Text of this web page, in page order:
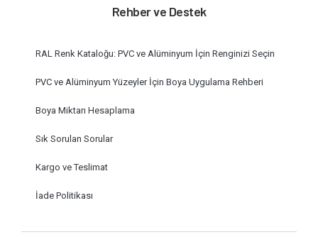
Rehber ve Destek
RAL Renk Kataloğu: PVC ve Alüminyum İçin Renginizi Seçin
PVC ve Alüminyum Yüzeyler İçin Boya Uygulama Rehberi
Boya Miktarı Hesaplama
Sık Sorulan Sorular
Kargo ve Teslimat
İade Politikası